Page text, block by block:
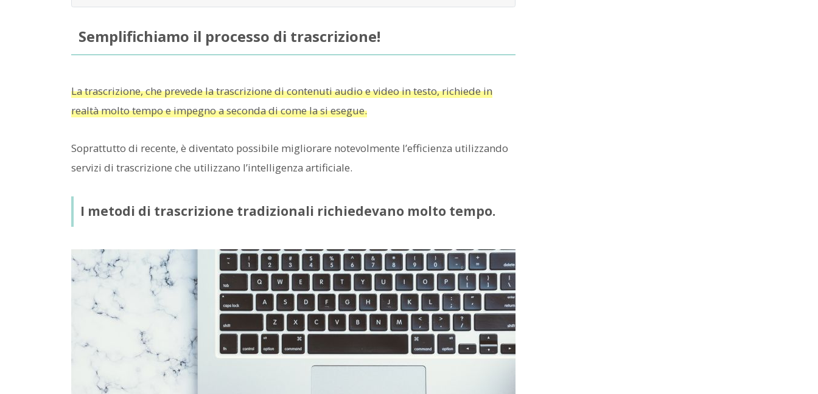
Semplifichiamo il processo di trascrizione!
La trascrizione, che prevede la trascrizione di contenuti audio e video in testo, richiede in
realtà molto tempo e impegno a seconda di come la si esegue.
Soprattutto di recente, è diventato possibile migliorare notevolmente l’efficienza utilizzando
servizi di trascrizione che utilizzano l’intelligenza artificiale.
I metodi di trascrizione tradizionali richiedevano molto tempo.